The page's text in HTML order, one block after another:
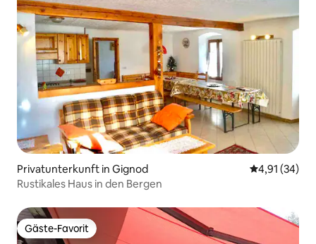
Privatunterkunft in Gignod
4,91 (34)
Rustikales Haus in den Bergen
Gäste-Favorit
Gäste-Favorit